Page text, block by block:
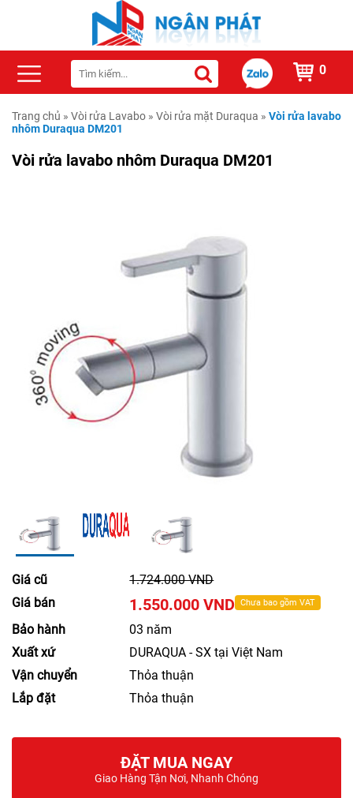
0
Trang chủ » Vòi rửa Lavabo » Vòi rửa mặt Duraqua » Vòi rửa lavabo
nhôm Duraqua DM201
Vòi rửa lavabo nhôm Duraqua DM201
Giá cũ
1.724.000 VND
Giá bán
1.550.000 VND Chưa bao gồm VAT
Bảo hành
03 năm
Xuất xứ
DURAQUA - SX tại Việt Nam
Vận chuyển
Thỏa thuận
Lắp đặt
Thỏa thuận
ĐẶT MUA NGAY
Giao Hàng Tận Nơi, Nhanh Chóng